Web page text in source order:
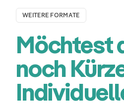
WEITERE FORMATE
Möchtest
noch